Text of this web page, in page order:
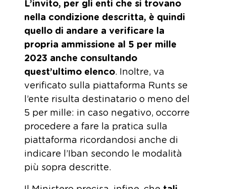
L’invito, per gli enti che si trovano
nella condizione descritta, è quindi
quello di andare a verificare la
propria ammissione al 5 per mille
2023 anche consultando
quest’ultimo elenco. Inoltre, va
verificato sulla piattaforma Runts se
l’ente risulta destinatario o meno del
5 per mille: in caso negativo, occorre
procedere a fare la pratica sulla
piattaforma ricordandosi anche di
indicare l’Iban secondo le modalità
più sopra descritte.